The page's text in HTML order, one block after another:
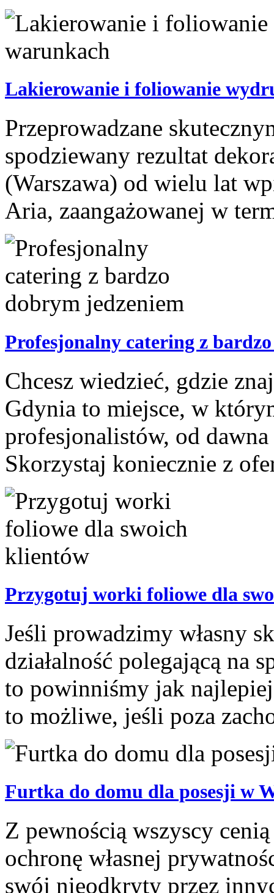
Lakierowanie i foliowanie
Przeprowadzane
spodziewany rezultat
(Warszawa) od wielu lat
Aria, zaangażowanej w
Profesjonalny catering z
Chcesz wiedzieć, gdzie
Gdynia to miejsce, w
profesjonalistów, od
Skorzystaj koniecznie z
Przygotuj worki foliowe dla
Jeśli prowadzimy własny
działalność polegającą na
to powinniśmy jak
to możliwe, jeśli poza
Furtka do domu dla posesji w
Z pewnością wszyscy
ochronę własnej
swój nieodkryty przez